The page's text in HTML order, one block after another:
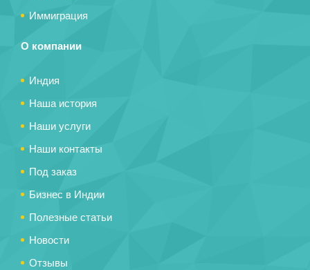
Иммиграция
О компании
Индия
Наша история
Наши услуги
Наши контакты
Под заказ
Бизнес в Индии
Полезные статьи
Новости
Отзывы